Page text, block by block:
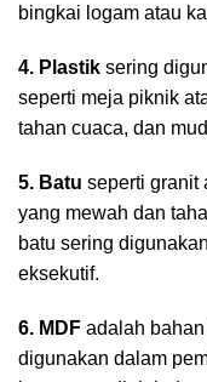
bingkai logam atau
4. Plastik sering
seperti meja piknik
tahan cuaca, dan
5. Batu seperti granit
yang mewah dan
batu sering
eksekutif.
6. MDF adalah
digunakan dalam